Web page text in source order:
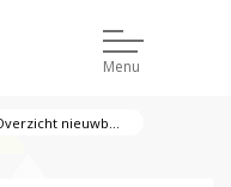
Menu